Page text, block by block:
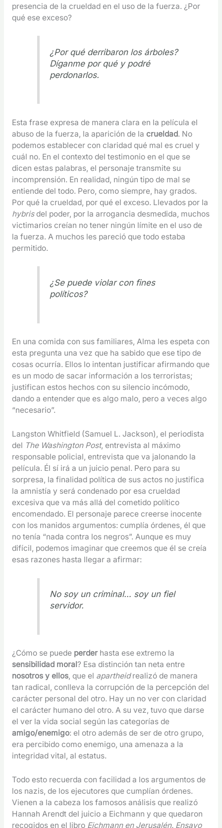
presencia de la crueldad en el uso de la fuerza. ¿Por
qué ese exceso?
¿Por qué derribaron los árboles?
Díganme por qué y podré
perdonarlos.
Esta frase expresa de manera clara en la película el
abuso de la fuerza, la aparición de la crueldad. No
podemos establecer con claridad qué mal es cruel y
cuál no. En el contexto del testimonio en el que se
dicen estas palabras, el personaje transmite su
incomprensión. En realidad, ningún tipo de mal se
entiende del todo. Pero, como siempre, hay grados.
Por qué la crueldad, por qué el exceso. Llevados por la
hybrisdel poder, por la arrogancia desmedida, muchos
victimarios creían no tener ningún límite en el uso de
la fuerza. A muchos les pareció que todo estaba
permitido.
¿Se puede violar con fines
políticos?
En una comida con sus familiares, Alma les espeta con
esta pregunta una vez que ha sabido que ese tipo de
cosas ocurría. Ellos lo intentan justificar afirmando que
es un modo de sacar información a los terroristas;
justifican estos hechos con su silencio incómodo,
dando a entender que es algo malo, pero a veces algo
“necesario”.
Langston Whitfield (Samuel L. Jackson), el periodista
del The Washington Post, entrevista al máximo
responsable policial, entrevista que va jalonando la
película. Él sí irá a un juicio penal. Pero para su
sorpresa, la finalidad política de sus actos no justifica
la amnistía y será condenado por esa crueldad
excesiva que va más allá del cometido político
encomendado. El personaje parece creerse inocente
con los manidos argumentos: cumplía órdenes, él que
no tenía “nada contra los negros”. Aunque es muy
difícil, podemos imaginar que creemos que él se creía
esas razones hasta llegar a afirmar:
No soy un criminal… soy un fiel
servidor.
¿Cómo se puede perderhasta ese extremo la
sensibilidad moral ? Esa distinción tan neta entre
nosotros y ellos, que el apartheidrealizó de manera
tan radical, conlleva la corrupción de la percepción del
carácter personal del otro. Hay un no ver con claridad
el carácter humano del otro. A su vez, tuvo que darse
el ver la vida social según las categorías de
amigo/enemigo: el otro además de ser de otro grupo,
era percibido como enemigo, una amenaza a la
integridad vital, al estatus.
Todo esto recuerda con facilidad a los argumentos de
los nazis, de los ejecutores que cumplían órdenes.
Vienen a la cabeza los famosos análisis que realizó
Hannah Arendt del juicio a Eichmann y que quedaron
recogidos en el libro Eichmann en Jerusalén. Ensayo